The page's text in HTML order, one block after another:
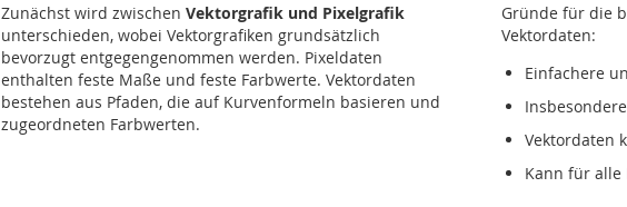
Zunächst wird zwischen Vektorgrafik und Pixelgrafik
unterschieden, wobei Vektorgrafiken grundsätzlich
bevorzugt entgegengenommen werden. Pixeldaten
enthalten feste Maße und feste Farbwerte. Vektordaten
bestehen aus Pfaden, die auf Kurvenformeln basieren und
zugeordneten Farbwerten.
Gründe für die
Vektordaten:
Einfachere
Vektordaten
Kann für alle